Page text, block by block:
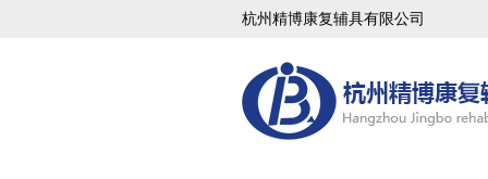
杭州精博康复辅具有限公司